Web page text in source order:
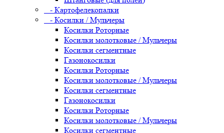
- Картофелекопалки
- Косилки / Мульчеры
Косилки Роторные
Косилки молотковые / Мульчеры
Косилки сегментные
Газонокосилки
Косилки Роторные
Косилки молотковые / Мульчеры
Косилки сегментные
Газонокосилки
Косилки Роторные
Косилки молотковые / Мульчеры
Косилки сегментные